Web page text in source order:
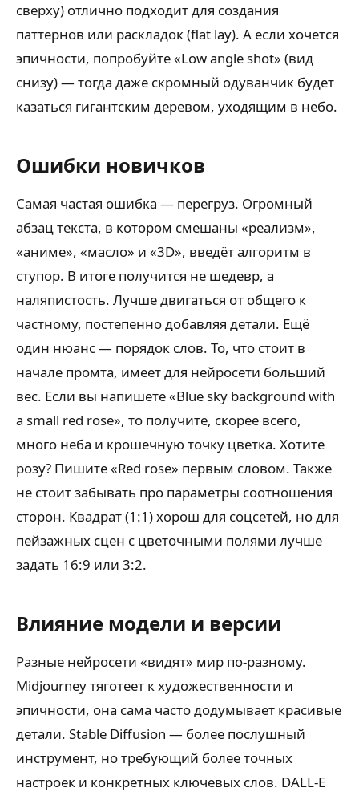
сверху) отлично подходит для создания
паттернов или раскладок (flat lay). А если хочется
эпичности, попробуйте «Low angle shot» (вид
снизу) — тогда даже скромный одуванчик будет
казаться гигантским деревом, уходящим в небо.
Ошибки новичков
Самая частая ошибка — перегруз. Огромный
абзац текста, в котором смешаны «реализм»,
«аниме», «масло» и «3D», введёт алгоритм в
ступор. В итоге получится не шедевр, а
наляпистость. Лучше двигаться от общего к
частному, постепенно добавляя детали. Ещё
один нюанс — порядок слов. То, что стоит в
начале промта, имеет для нейросети больший
вес. Если вы напишете «Blue sky background with
a small red rose», то получите, скорее всего,
много неба и крошечную точку цветка. Хотите
розу? Пишите «Red rose» первым словом. Также
не стоит забывать про параметры соотношения
сторон. Квадрат (1:1) хорош для соцсетей, но для
пейзажных сцен с цветочными полями лучше
задать 16:9 или 3:2.
Влияние модели и версии
Разные нейросети «видят» мир по-разному.
Midjourney тяготеет к художественности и
эпичности, она сама часто додумывает красивые
детали. Stable Diffusion — более послушный
инструмент, но требующий более точных
настроек и конкретных ключевых слов. DALL-E